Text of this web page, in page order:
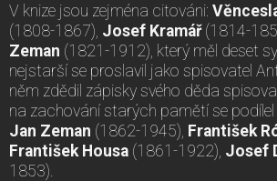
V knize jsou zejména citováni:
(1808-1867), Josef Kramář(1814-
Zeman (1821-1912), který měl deset
nejstarší se proslavil jako spisovatel
něm zdědil zápisky svého děda
na zachování starých pamětí se
Jan Zeman (1862-1945), František
František Housa (1861-1922), Josef
1853).